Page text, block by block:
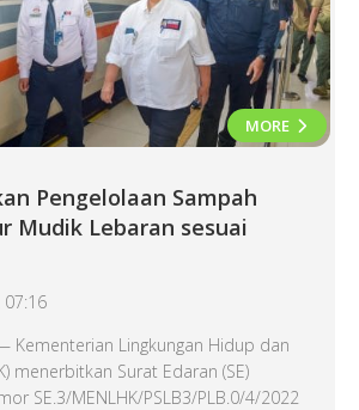
MORE
Pengelolaan Sampah
Mudik Lebaran sesuai
07:16
Kementerian Lingkungan Hidup dan
menerbitkan Surat Edaran (SE)
SE.3/MENLHK/PSLB3/PLB.0/4/2022